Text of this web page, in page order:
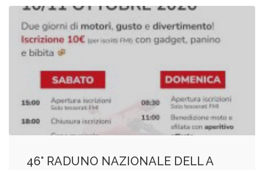
46° RADUNO NAZIONALE DELL A